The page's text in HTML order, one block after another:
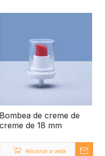
Bombea de creme de
creme de 18 mm
Adicionar a cesta